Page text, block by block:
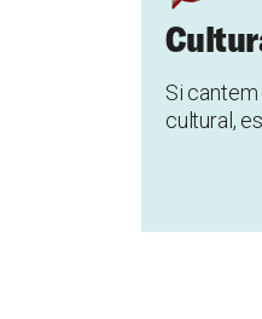
Si
cultural,